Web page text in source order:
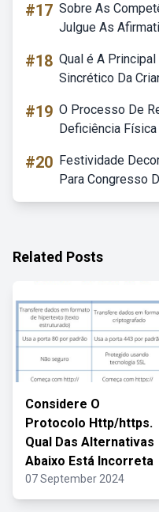
#17 Sobre As
Julgue As
#18 Qual é A
Sincrético Da
#19 O Processo De
Deficiência
#20 Festividade
Para Congresso
Related Posts
Considere O
Protocolo Http/https.
Qual Das Alternativas
Abaixo Está Incorreta
07 September 2024